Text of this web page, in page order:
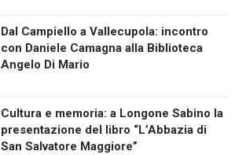
Dal Campiello a Vallecupola: incontro
con Daniele Camagna alla Biblioteca
Angelo Di Mario
Cultura e memoria: a Longone Sabino la
presentazione del libro “L’Abbazia di
San Salvatore Maggiore”